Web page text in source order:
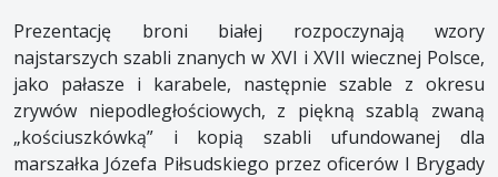
Prezentację broni białej rozpoczynają wzory
najstarszych szabli znanych w XVI i XVII wiecznej Polsce,
jako pałasze i karabele, następnie szable z okresu
zrywów niepodległościowych, z piękną szablą zwaną
„kościuszkówką” i kopią szabli ufundowanej dla
marszałka Józefa Piłsudskiego przez oficerów I Brygady